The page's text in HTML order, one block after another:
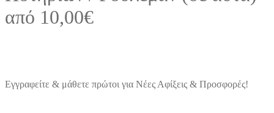
από 10,00€
Εγγραφείτε & μάθετε πρώτοι για Νέες Αφίξεις & Προσφορές!